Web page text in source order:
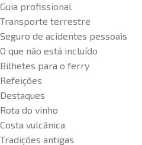
Guia profissional
Transporte terrestre
Seguro de acidentes pessoais
O que não está incluído
Bilhetes para o ferry
Refeições
Destaques
Rota do vinho
Costa vulcânica
Tradições antigas